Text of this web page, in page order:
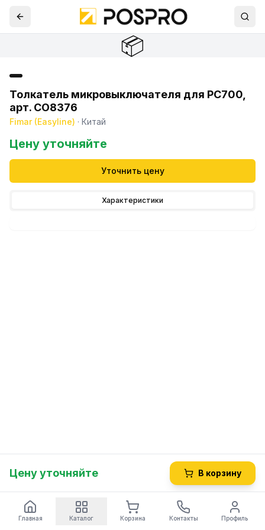
📦
Толкатель микровыключателя для PC700,
арт. CO8376
Fimar (Easyline) · Китай
Цену уточняйте
Уточнить цену
Характеристики
Цену уточняйте В корзину
Главная Каталог Корзина Контакты Профиль